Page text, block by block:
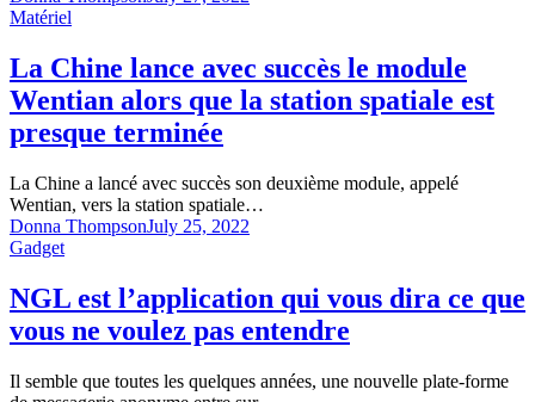
Matériel
La Chine lance avec succès le module
Wentian alors que la station spatiale est
presque terminée
La Chine a lancé avec succès son deuxième module, appelé
Wentian, vers la station spatiale…
Donna ThompsonJuly 25, 2022
Gadget
NGL est l’application qui vous dira ce que
vous ne voulez pas entendre
Il semble que toutes les quelques années, une nouvelle plate-forme